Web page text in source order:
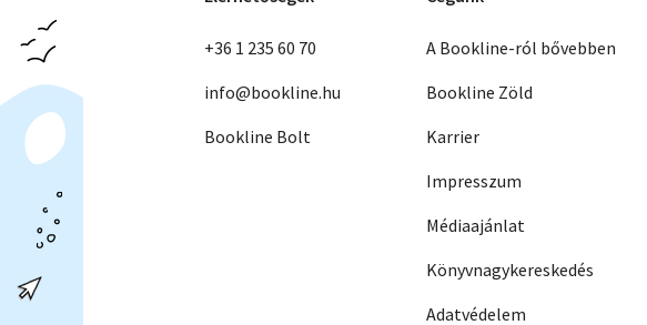
+36 1 235 60 70
info@bookline.hu
Bookline Bolt
A Bookline-ról bővebben
Bookline Zöld
Karrier
Impresszum
Médiaajánlat
Könyvnagykereskedés
Adatvédelem